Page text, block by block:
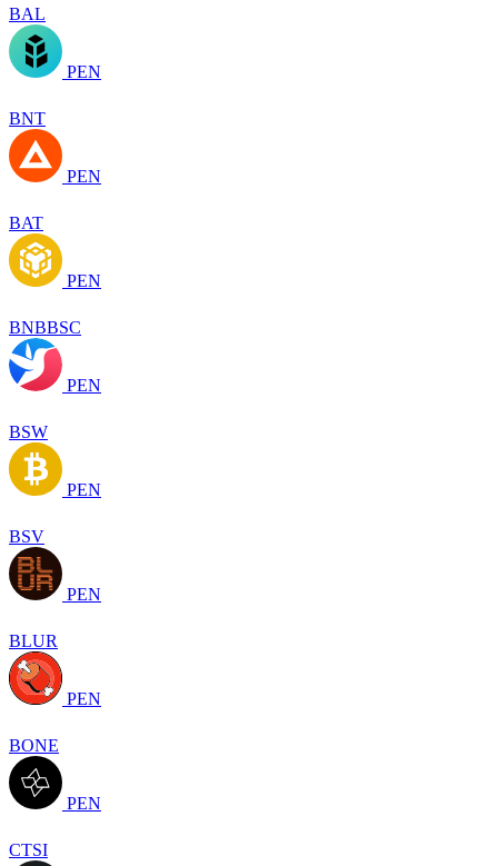
BAL
PEN
BNT
PEN
BAT
PEN
BNBBSC
PEN
BSW
PEN
BSV
PEN
BLUR
PEN
BONE
PEN
CTSI